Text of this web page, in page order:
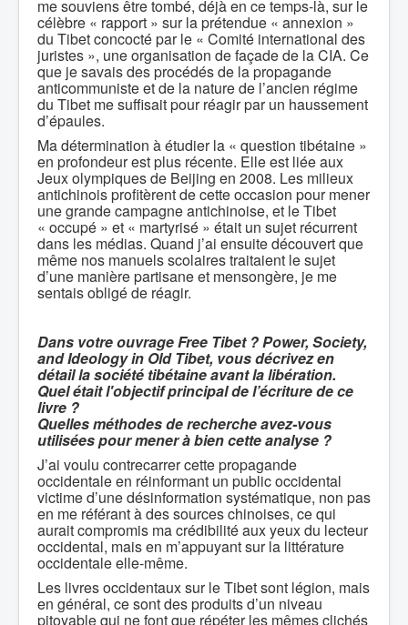
me souviens être tombé, déjà en ce temps-là, sur le
célèbre « rapport » sur la prétendue « annexion »
du Tibet concocté par le « Comité international des
juristes », une organisation de façade de la CIA. Ce
que je savais des procédés de la propagande
anticommuniste et de la nature de l’ancien régime
du Tibet me suffisait pour réagir par un haussement
d’épaules.
Ma détermination à étudier la « question tibétaine »
en profondeur est plus récente. Elle est liée aux
Jeux olympiques de Beijing en 2008. Les milieux
antichinois profitèrent de cette occasion pour mener
une grande campagne antichinoise, et le Tibet
« occupé » et « martyrisé » était un sujet récurrent
dans les médias. Quand j’ai ensuite découvert que
même nos manuels scolaires traitaient le sujet
d’une manière partisane et mensongère, je me
sentais obligé de réagir.
Dans votre ouvrage Free Tibet ? Power, Society,
and Ideology in Old Tibet, vous décrivez en
détail la société tibétaine avant la libération.
Quel était l'objectif principal de l’écriture de ce
livre ?
Quelles méthodes de recherche avez-vous
utilisées pour mener à bien cette analyse ?
J’ai voulu contrecarrer cette propagande
occidentale en réinformant un public occidental
victime d’une désinformation systématique, non pas
en me référant à des sources chinoises, ce qui
aurait compromis ma crédibilité aux yeux du lecteur
occidental, mais en m’appuyant sur la littérature
occidentale elle-même.
Les livres occidentaux sur le Tibet sont légion, mais
en général, ce sont des produits d’un niveau
pitoyable qui ne font que répéter les mêmes clichés